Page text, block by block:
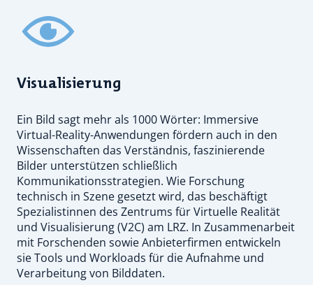
Visualisierung
Ein Bild sagt mehr als 1000 Wörter: Immersive
Virtual-Reality-Anwendungen fördern auch in den
Wissenschaften das Verständnis, faszinierende
Bilder unterstützen schließlich
Kommunikationsstrategien. Wie Forschung
technisch in Szene gesetzt wird, das beschäftigt
Spezialistinnen des Zentrums für Virtuelle Realität
und Visualisierung (V2C) am LRZ. In Zusammenarbeit
mit Forschenden sowie Anbieterfirmen entwickeln
sie Tools und Workloads für die Aufnahme und
Verarbeitung von Bilddaten.